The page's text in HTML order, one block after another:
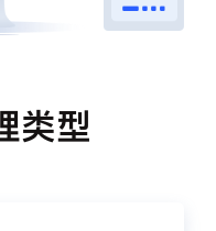
类型